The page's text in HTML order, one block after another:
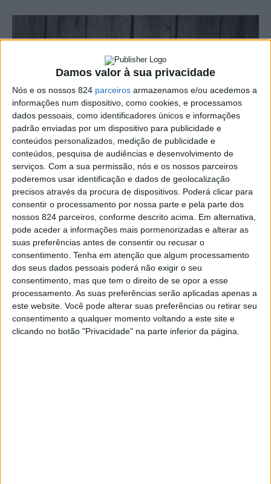
Damos valor à sua privacidade
Nós e os nossos 824 parceiros armazenamos e/ou acedemos a
informações num dispositivo, como cookies, e processamos
dados pessoais, como identificadores únicos e informações
padrão enviadas por um dispositivo para publicidade e
conteúdos personalizados, medição de publicidade e
conteúdos, pesquisa de audiências e desenvolvimento de
serviços. Com a sua permissão, nós e os nossos parceiros
poderemos usar identificação e dados de geolocalização
precisos através da procura de dispositivos. Poderá clicar para
consentir o processamento por nossa parte e pela parte dos
nossos 824 parceiros, conforme descrito acima. Em alternativa,
pode aceder a informações mais pormenorizadas e alterar as
suas preferências antes de consentir ou recusar o
consentimento. Tenha em atenção que algum processamento
dos seus dados pessoais poderá não exigir o seu
consentimento, mas que tem o direito de se opor a esse
processamento. As suas preferências serão aplicadas apenas a
este website. Você pode alterar suas preferências ou retirar seu
consentimento a qualquer momento voltando a este site e
clicando no botão "Privacidade" na parte inferior da página.
A Polícia Judiciária, através da Unidade Local de
Investigação Criminal de Évora, identificou e deteve um
homem, de 46 anos, suspeito de ter abusado
sexualmente de uma filha da companheira,
presentemente com 13 anos.
Os factos criminosos ocorreram em um concelho do
distrito de Portalegre, existindo claros indícios de que